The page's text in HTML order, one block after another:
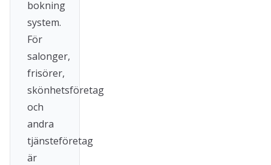
bokning
system.
För
salonger,
frisörer,
skönhetsföretag
och
andra
tjänsteföretag
är